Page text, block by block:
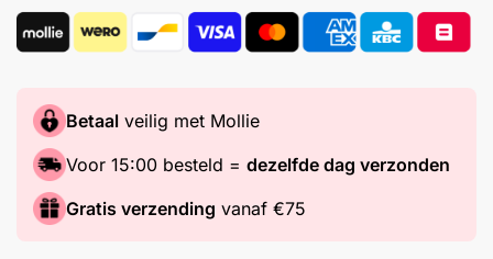
Betaal veilig met Mollie
Voor 15:00 besteld = dezelfde dag verzonden
Gratis verzending vanaf €75